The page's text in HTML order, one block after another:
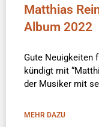
Matthias
Album 2022
Gute Neuigkeiten
kündigt mit
der Musiker mit
MEHR DAZU